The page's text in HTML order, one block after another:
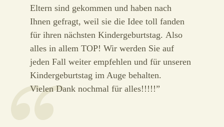
Eltern sind gekommen und haben nach
Ihnen gefragt, weil sie die Idee toll fanden
für ihren nächsten Kindergeburtstag. Also
alles in allem TOP! Wir werden Sie auf
jeden Fall weiter empfehlen und für unseren
Kindergeburtstag im Auge behalten.
Vielen Dank nochmal für alles!!!!!”